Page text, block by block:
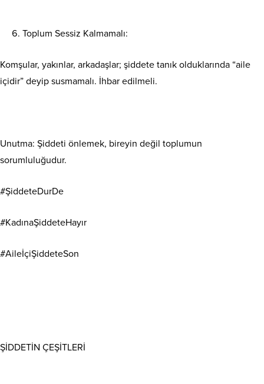
Toplum Sessiz Kalmamalı:
Komşular, yakınlar, arkadaşlar; şiddete tanık olduklarında “aile
içidir” deyip susmamalı. İhbar edilmeli.
Unutma: Şiddeti önlemek, bireyin değil toplumun
sorumluluğudur.
#ŞiddeteDurDe
#KadınaŞiddeteHayır
#AileİçiŞiddeteSon
ŞİDDETİN ÇEŞİTLERİ